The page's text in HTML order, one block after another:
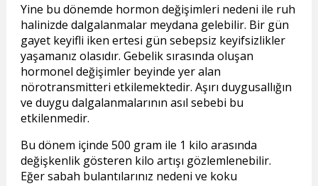
Yine bu dönemde hormon değişimleri nedeni ile ruh
halinizde dalgalanmalar meydana gelebilir. Bir gün
gayet keyifli iken ertesi gün sebepsiz keyifsizlikler
yaşamanız olasıdır. Gebelik sırasında oluşan
hormonel değişimler beyinde yer alan
nörotransmitteri etkilemektedir. Aşırı duygusallığın
ve duygu dalgalanmalarının asıl sebebi bu
etkilenmedir.
Bu dönem içinde 500 gram ile 1 kilo arasında
değişkenlik gösteren kilo artışı gözlemlenebilir.
Eğer sabah bulantılarınız nedeni ve koku